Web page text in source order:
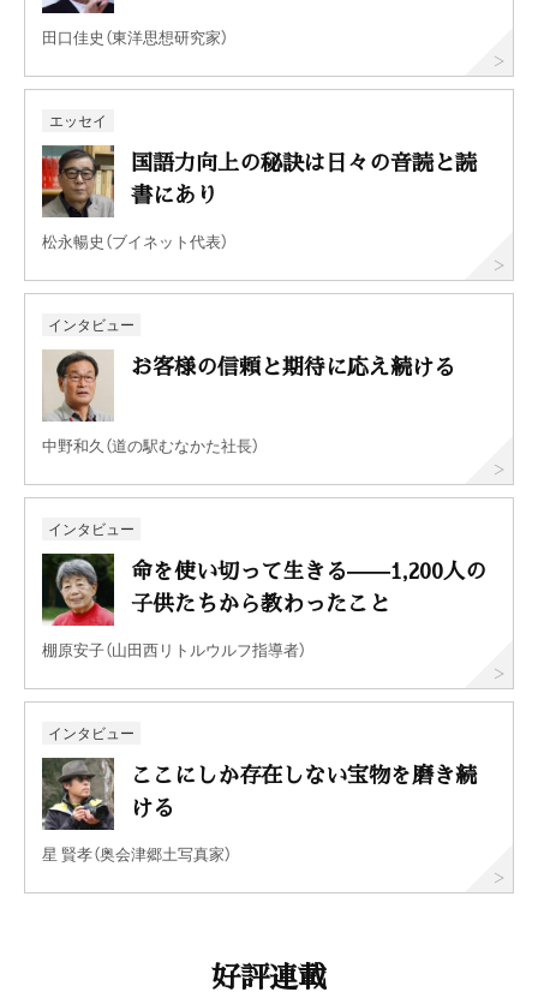
田口佳史（東洋思想研究家）
エッセイ
国語力向上の秘訣は日々の音読と読
書にあり
松永暢史（ブイネット代表）
インタビュー
お客様の信頼と期待に応え続ける
中野和久（道の駅むなかた社長）
インタビュー
命を使い切って生きる——1,200人の
子供たちから教わったこと
棚原安子（山田西リトルウルフ指導者）
インタビュー
ここにしか存在しない宝物を磨き続
ける
星 賢孝（奥会津郷土写真家）
好評連載